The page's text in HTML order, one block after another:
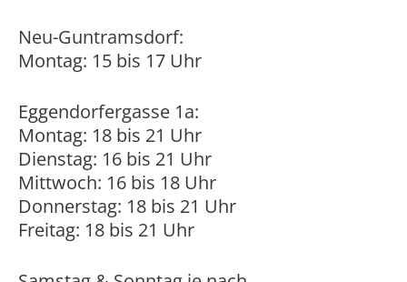
Neu-Guntramsdorf:
Montag: 15 bis 17 Uhr
Eggendorfergasse 1a:
Montag: 18 bis 21 Uhr
Dienstag: 16 bis 21 Uhr
Mittwoch: 16 bis 18 Uhr
Donnerstag: 18 bis 21 Uhr
Freitag: 18 bis 21 Uhr